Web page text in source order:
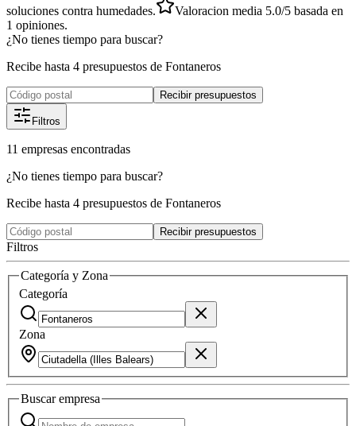
soluciones contra humedades.
Valoracion media 5.0/5 basada en
1 opiniones.
¿No tienes tiempo para buscar?
Recibe hasta 4 presupuestos de Fontaneros
Recibir presupuestos
Filtros
11 empresas encontradas
¿No tienes tiempo para buscar?
Recibe hasta 4 presupuestos de Fontaneros
Recibir presupuestos
Filtros
Categoría y Zona
Categoría
Zona
Buscarempresa